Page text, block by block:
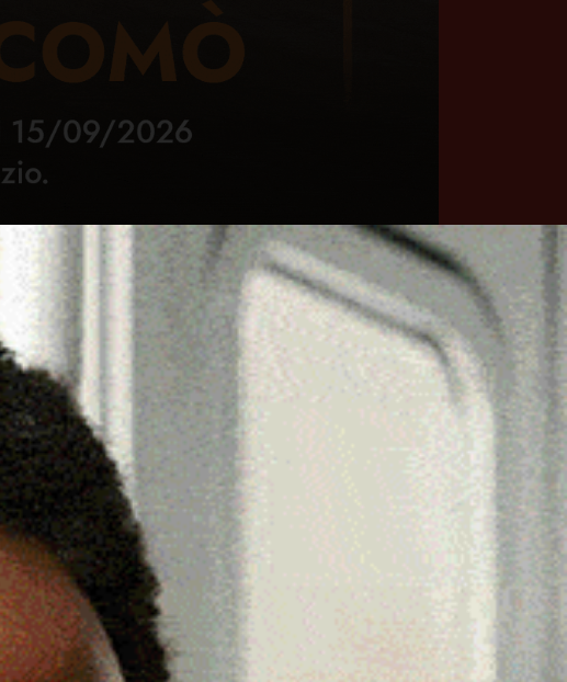
Rubriche Necrologie
Numeri
utili
Contatti
Cerca
Cerca
Facebook
ThreadsInstagram
X YouTube